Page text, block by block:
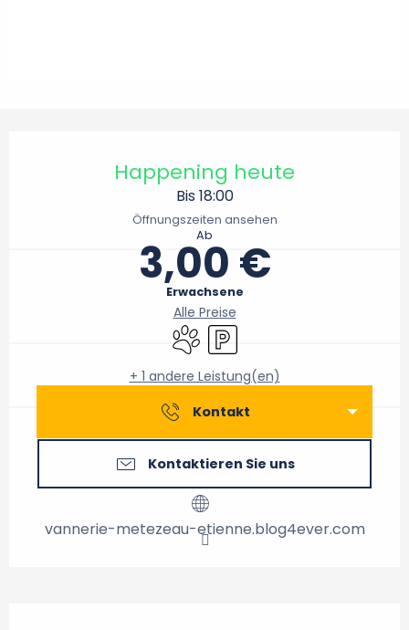
Happening heute
Bis 18:00
Öffnungszeiten ansehen
Ab
3,00 €
Erwachsene
Alle Preise
Tiere erlaubt
Parkplatz
+ 1 andere Leistung(en)
Kontakt
Kontaktieren Sie uns
vannerie-metezeau-etienne.blog4ever.com